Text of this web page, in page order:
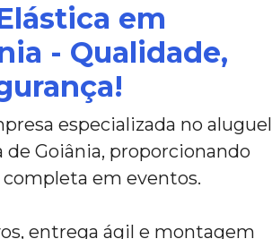
em
- Qualidade,
especializada no aluguel
Goiânia, proporcionando
em eventos.
entrega ágil e montagem